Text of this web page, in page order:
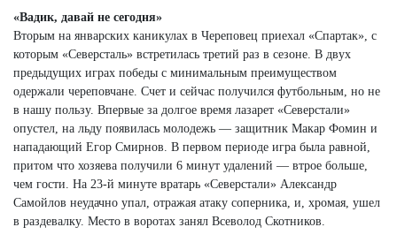
«Вадик, давай не сегодня»
Вторым на январских каникулах в Череповец приехал «Спартак», с
которым «Северсталь» встретилась третий раз в сезоне. В двух
предыдущих играх победы с минимальным преимуществом
одержали череповчане. Счет и сейчас получился футбольным, но не
в нашу пользу. Впервые за долгое время лазарет «Северстали»
опустел, на льду появилась молодежь — защитник Макар Фомин и
нападающий Егор Смирнов. В первом периоде игра была равной,
притом что хозяева получили 6 минут удалений — втрое больше,
чем гости. На 23-й минуте вратарь «Северстали» Александр
Самойлов неудачно упал, отражая атаку соперника, и, хромая, ушел
в раздевалку. Место в воротах занял Всеволод Скотников.